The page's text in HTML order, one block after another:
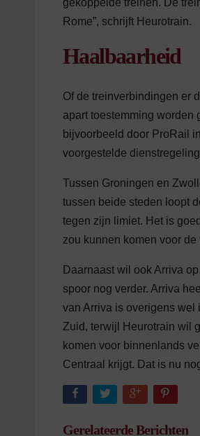
gekoppelde treinen. De
Rome”, schrijft Heurotrain.
Haalbaarheid
Of de treinverbindingen er
apart toestemming worden
bijvoorbeeld door ProRail
voorgestelde
Tussen Groningen en
tussen beide steden loopt
tegen zijn limiet. Het is
zou kunnen komen voor
Daarnaast wil ook Arriva
spoor nog verder. Arriva
van Arriva is overigens wel
Zuid, terwijl Heurotrain wil
komen voor binnenlands
Centraal krijgt. Dat is nu
Gerelateerde Berichten